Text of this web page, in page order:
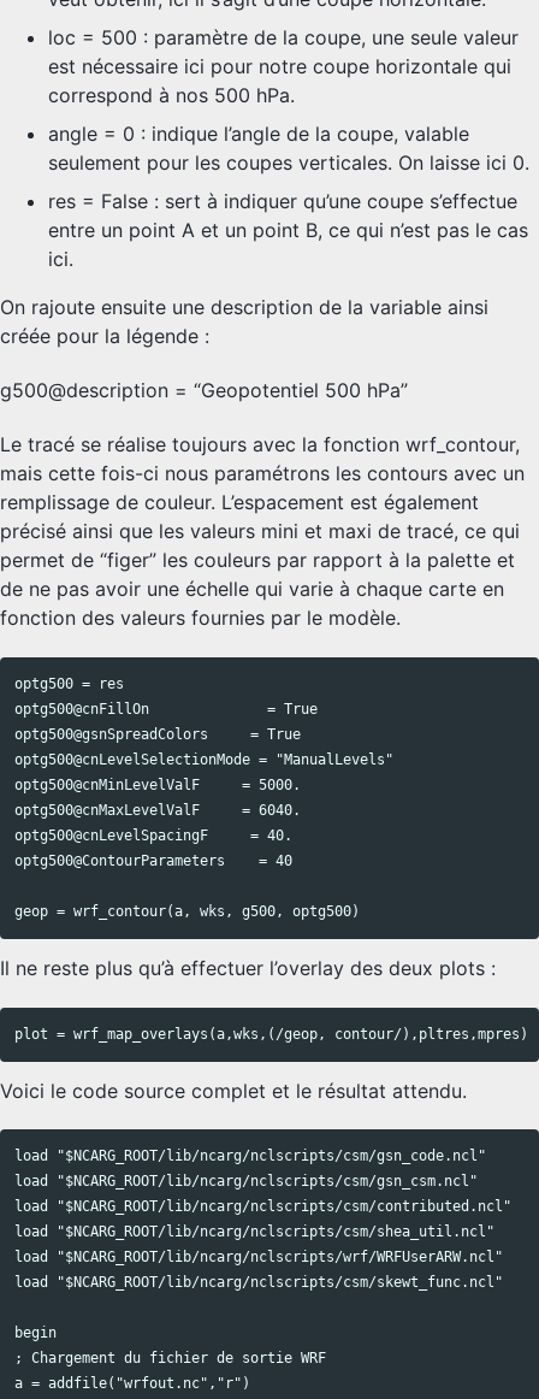
loc = 500 : paramètre de la coupe, une seule valeur
est nécessaire ici pour notre coupe horizontale qui
correspond à nos 500 hPa.
angle = 0 : indique l’angle de la coupe, valable
seulement pour les coupes verticales. On laisse ici 0.
res = False : sert à indiquer qu’une coupe s’effectue
entre un point A et un point B, ce qui n’est pas le cas
ici.
On rajoute ensuite une description de la variable ainsi
créée pour la légende :
g500@description = “Geopotentiel 500 hPa”
Le tracé se réalise toujours avec la fonction wrf_contour,
mais cette fois-ci nous paramétrons les contours avec un
remplissage de couleur. L’espacement est également
précisé ainsi que les valeurs mini et maxi de tracé, ce qui
permet de “figer” les couleurs par rapport à la palette et
de ne pas avoir une échelle qui varie à chaque carte en
fonction des valeurs fournies par le modèle.
Copy code
optg500 = res
optg500@cnFillOn              = True
optg500@gsnSpreadColors     = True
optg500@cnLevelSelectionMode = "ManualLevels"
optg500@cnMinLevelValF     = 5000.
optg500@cnMaxLevelValF     = 6040.
optg500@cnLevelSpacingF     = 40.
optg500@ContourParameters    = 40
Il ne reste plus qu’à effectuer l’overlay des deux plots :
Copy code
Voici le code source complet et le résultat attendu.
Copy code
load "$NCARG_ROOT/lib/ncarg/nclscripts/csm/gsn_code.ncl"
load "$NCARG_ROOT/lib/ncarg/nclscripts/csm/gsn_csm.ncl"
load "$NCARG_ROOT/lib/ncarg/nclscripts/csm/contributed.ncl"
load "$NCARG_ROOT/lib/ncarg/nclscripts/csm/shea_util.ncl"
load "$NCARG_ROOT/lib/ncarg/nclscripts/wrf/WRFUserARW.ncl"
load "$NCARG_ROOT/lib/ncarg/nclscripts/csm/skewt_func.ncl"
begin
; Chargement du fichier de sortie WRF
a = addfile("wrfout.nc","r")